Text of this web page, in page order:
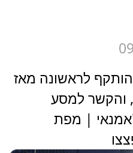
לראשונה מאז
והקשר למסע
| מפת